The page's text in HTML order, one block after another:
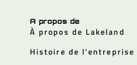
A propos de
À propos de Lakeland
Histoire de l'entreprise